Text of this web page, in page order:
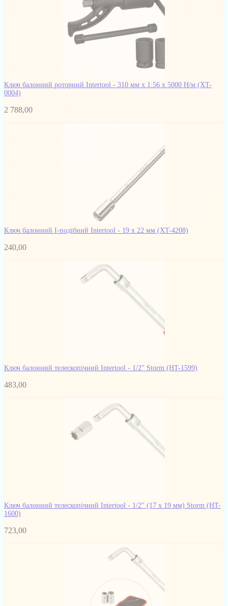
Ключ балонний роторний Intertool - 310 мм x 1:56 x 5000 Н/м (XT-
0004)
2 788,00
Ключ балонний I-подібний Intertool - 19 х 22 мм (XT-4208)
240,00
Ключ балонний телескопічний Intertool - 1/2" Storm (HT-1599)
483,00
Ключ балонний телескопічний Intertool - 1/2" (17 x 19 мм) Storm (HT-
1600)
723,00